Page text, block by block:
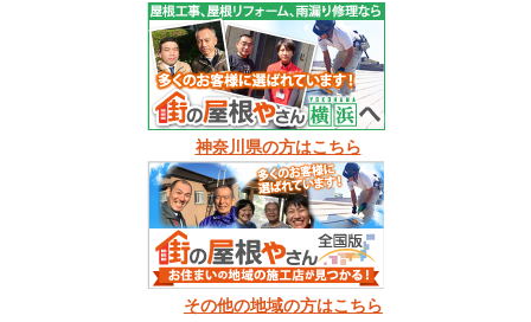
神奈川県の方はこちら
その他の地域の方はこちら